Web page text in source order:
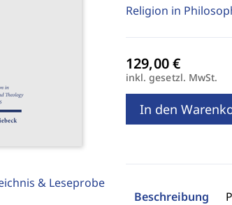
& Leseprobe
Religion in
inkl. gesetzl. MwSt.
In den
Beschreibung